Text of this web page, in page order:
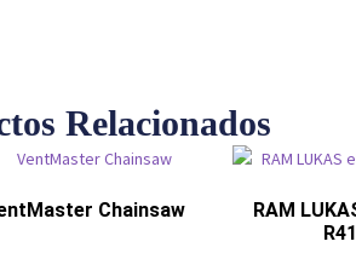
Relacionados
Chainsaw
RAM